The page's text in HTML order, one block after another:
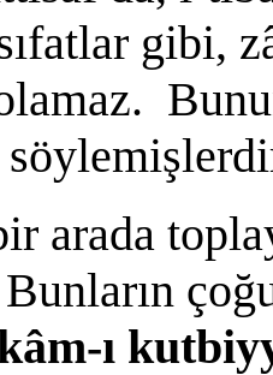
gibi,
arada
ı